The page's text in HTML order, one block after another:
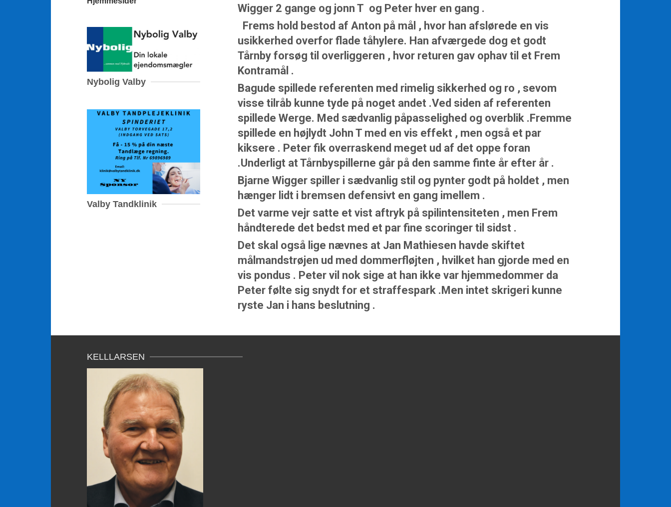
Wigger 2 gange og jonn T og Peter hver en gang .
Frems hold bestod af Anton på mål , hvor han afslørede en vis
usikkerhed overfor flade tåhylere. Han afværgede dog et godt
Tårnby forsøg til overliggeren , hvor returen gav ophav til et Frem
Kontramål .
Bagude spillede referenten med rimelig sikkerhed og ro , sevom
visse tilråb kunne tyde på noget andet .Ved siden af referenten
spillede Werge. Med sædvanlig påpasselighed og overblik .Fremme
spillede en højlydt John T med en vis effekt , men også et par
kiksere . Peter fik overraskend meget ud af det oppe foran
.Underligt at Tårnbyspillerne går på den samme finte år efter år .
Bjarne Wigger spiller i sædvanlig stil og pynter godt på holdet , men
hænger lidt i bremsen defensivt en gang imellem .
Det varme vejr satte et vist aftryk på spilintensiteten , men Frem
håndterede det bedst med et par fine scoringer til sidst .
Det skal også lige nævnes at Jan Mathiesen havde skiftet
målmandstrøjen ud med dommerfløjten , hvilket han gjorde med en
vis pondus . Peter vil nok sige at han ikke var hjemmedommer da
Peter følte sig snydt for et straffespark .Men intet skrigeri kunne
ryste Jan i hans beslutning .
Nybolig Valby
Valby Tandklinik
KELLLARSEN